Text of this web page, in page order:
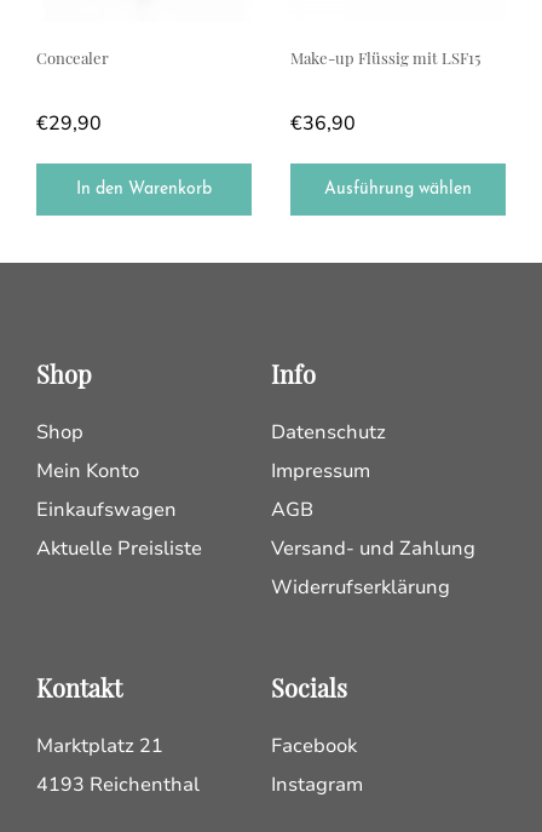
Concealer
€29,90
In den Warenkorb
Make-up Flüssig mit LSF15
€36,90
Ausführung wählen
Shop
Shop
Mein Konto
Einkaufswagen
Aktuelle Preisliste
Info
Datenschutz
Impressum
AGB
Versand- und Zahlung
Widerrufserklärung
Kontakt
Marktplatz 21
4193 Reichenthal
Socials
Facebook
Instagram